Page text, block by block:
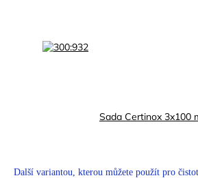
Sada Certinox 3x100
Další variantou, kterou můžete použít pro